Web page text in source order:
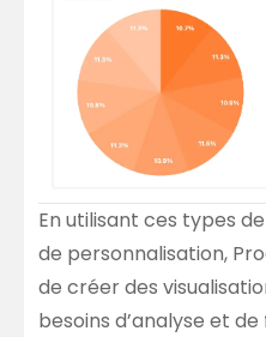
En utilisant ces types
de personnalisation,
de créer des
besoins d’analyse et